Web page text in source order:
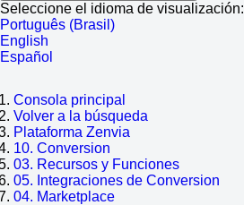
Seleccione el idioma de visualización:
Português (Brasil)
English
Español
Consola principal
Volver a la búsqueda
Plataforma Zenvia
10. Conversion
03. Recursos y Funciones
05. Integraciones de Conversion
04. Marketplace